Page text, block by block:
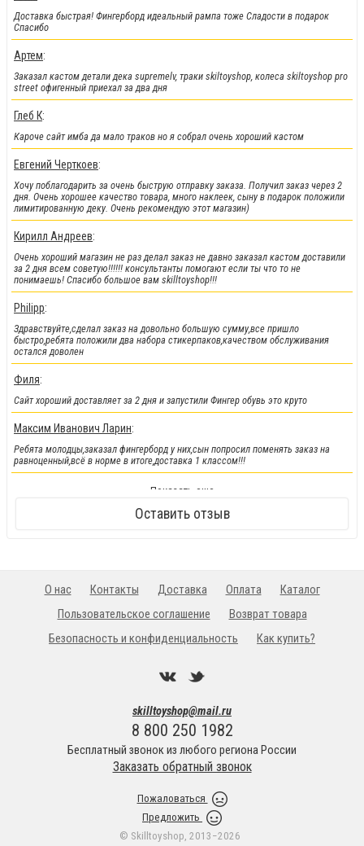
!!!Скидки!!!
На парки также на часть фингербордов
!!!Новинки!!!:
Легендарные металлические фингер BMX от Flick Trix снова у нас.
Доставка быстрая! Фингерборд идеальный рампа тоже Сладости в подарок
Спасибо
Артем:
Заказал кастом детали дека supremelv, траки skiltoyshop, колеса skiltoyshop pro
street офигенный приехал за два дня
Глеб К:
Кароче сайт имба да мало траков но я собрал очень хороший кастом
Евгений Черткоев:
Хочу поблагодарить за очень быструю отправку заказа. Получил заказ через 2
дня. Очень хорошее качество товара, много наклеек, сыну в подарок положили
лимитированную деку. Очень рекомендую этот магазин)
Кирилл Андреев:
Очень хороший магазин не раз делал заказ не давно заказал кастом доставили
за 2 дня всем советую!!!!!! консультанты помогают если ты что то не
понимаешь! Спасибо большое вам skilltoyshop!!!
Philipp:
Здравствуйте,сделал заказ на довольно большую сумму,все пришло
быстро,ребята положили два набора стикерпаков,качеством обслуживания
остался доволен
Филя:
Сайт хороший доставляет за 2 дня и запустили Фингер обувь это круто
Максим Иванович Ларин:
Ребята молодцы,заказал фингерборд у них,сын попросил поменять заказ на
равноценный,всё в норме в итоге,доставка 1 классом!!!
Показать еще
Оставить отзыв
skilltoyshop@mail.ru
8 800 250 1982
Бесплатный звонок из любого региона России
Заказать обратный звонок
Пожаловаться
Предложить
© Skilltoyshop, 2013−2026
О нас Контакты Доставка Оплата
Каталог
Пользовательское соглашение
Возврат товара
Безопасность и конфиденциальность
Как купить?